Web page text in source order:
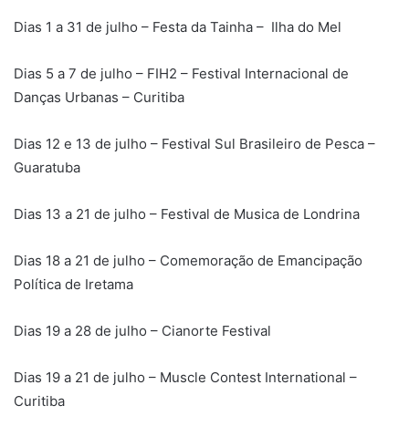
Dias 1 a 31 de julho – Festa da Tainha – Ilha do Mel
Dias 5 a 7 de julho – FIH2 – Festival Internacional de
Danças Urbanas – Curitiba
Dias 12 e 13 de julho – Festival Sul Brasileiro de Pesca –
Guaratuba
Dias 13 a 21 de julho – Festival de Musica de Londrina
Dias 18 a 21 de julho – Comemoração de Emancipação
Política de Iretama
Dias 19 a 28 de julho – Cianorte Festival
Dias 19 a 21 de julho – Muscle Contest International –
Curitiba